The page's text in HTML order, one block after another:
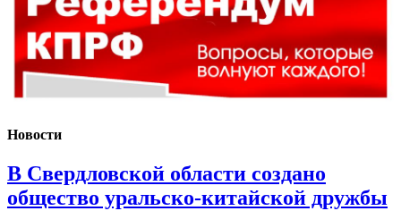
Новости
В Свердловской области создано
общество уральско-китайской дружбы